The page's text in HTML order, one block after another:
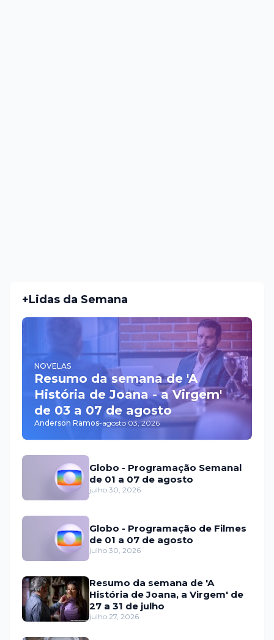
+Lidas da Semana
NOVELAS
Resumo da semana de 'A
História de Joana - a Virgem'
de 03 a 07 de agosto
Anderson Ramos-agosto 03, 2026
Globo - Programação Semanal
de 01 a 07 de agosto
julho 30, 2026
Globo - Programação de Filmes
de 01 a 07 de agosto
julho 30, 2026
Resumo da semana de 'A
História de Joana, a Virgem' de
27 a 31 de julho
julho 27, 2026